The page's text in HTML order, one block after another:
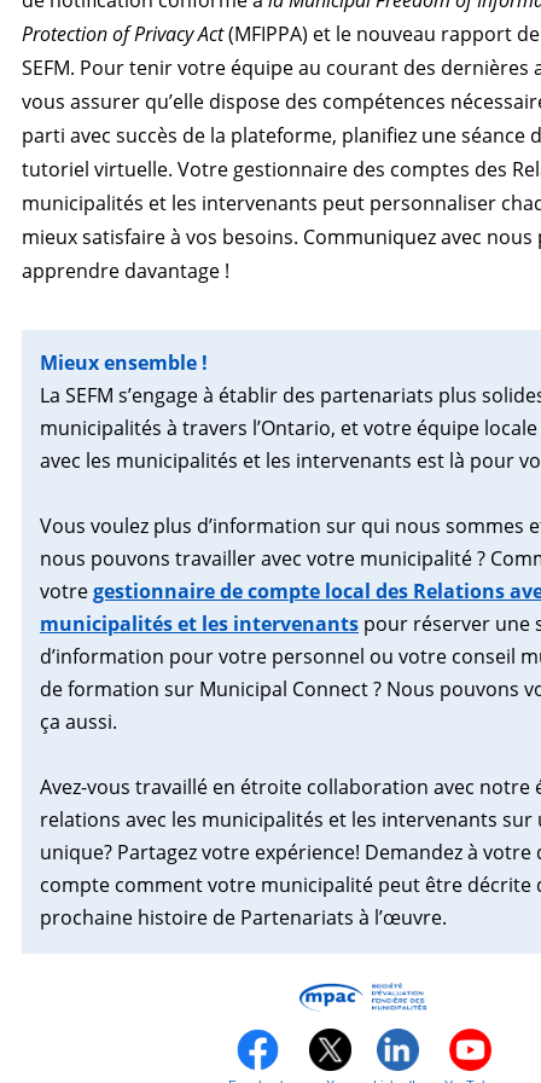
Protection of Privacy Act(MFIPPA) et le nouveau rapport
SEFM. Pour tenir votre équipe au courant des dernières
vous assurer qu’elle dispose des compétences
parti avec succès de la plateforme, planifiez une séance
tutoriel virtuelle. Votre gestionnaire des comptes des
municipalités et les intervenants peut personnaliser
mieux satisfaire à vos besoins. Communiquez avec
apprendre davantage !
Mieux ensemble !
La SEFM s’engage à établir des partenariats plus
municipalités à travers l’Ontario, et votre équipe
avec les municipalités et les intervenants est là pour
Vous voulez plus d’information sur qui nous sommes
nous pouvons travailler avec votre municipalité ?
votregestionnaire de compte local des Relations
municipalités et les intervenants pour réserver une
d’information pour votre personnel ou votre conseil
de formation sur Municipal Connect ? Nous pouvons
ça aussi.
Avez-vous travaillé en étroite collaboration avec notre
relations avec les municipalités et les intervenants
unique? Partagez votre expérience! Demandez à
compte comment votre municipalité peut être décrite
prochaine histoire de Partenariats à l’œuvre.